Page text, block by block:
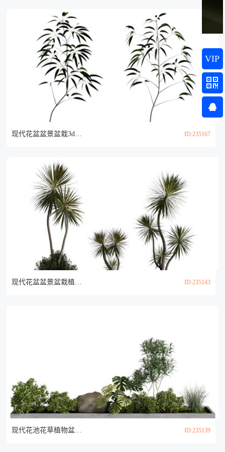
现代花盆盆景盆栽3d模型 ID:235167
现代花盆盆景盆栽植物3d模型 ID:235143
现代花池花草植物盆景盆栽3d模型 ID:235139
VIP